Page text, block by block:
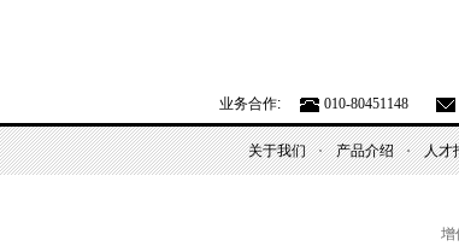
业务合作: 010-80451148
关于我们 产品介绍 人才
增